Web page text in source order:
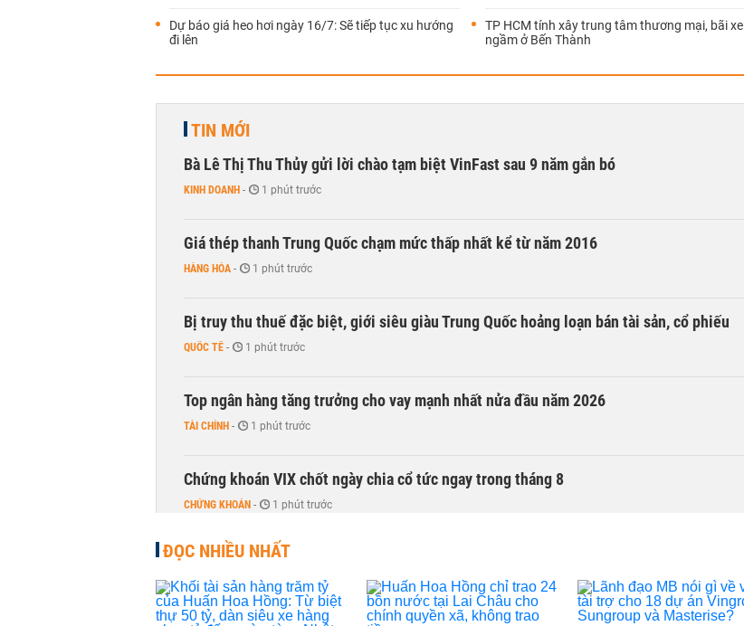
Dự báo giá heo hơi ngày 16/7: Sẽ tiếp tục xu hướng
đi lên
TP HCM tính xây trung tâm thương mại, bãi xe
ngầm ở Bến Thành
TIN MỚI
Bà Lê Thị Thu Thủy gửi lời chào tạm biệt VinFast sau 9 năm gắn bó
KINH DOANH - 1 phút trước
Giá thép thanh Trung Quốc chạm mức thấp nhất kể từ năm 2016
HÀNG HÓA - 1 phút trước
Bị truy thu thuế đặc biệt, giới siêu giàu Trung Quốc hoảng loạn bán tài sản, cổ phiếu
QUỐC TẾ - 1 phút trước
Top ngân hàng tăng trưởng cho vay mạnh nhất nửa đầu năm 2026
TÀI CHÍNH - 1 phút trước
Chứng khoán VIX chốt ngày chia cổ tức ngay trong tháng 8
CHỨNG KHOÁN - 1 phút trước
DMX hút gần 700 tỷ đồng vốn ngoại trong phiên thứ hai lên HOSE
CHỨNG KHOÁN - 1 phút trước
ĐỌC NHIỀU NHẤT